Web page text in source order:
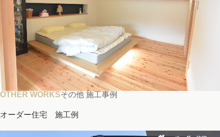
OTHER WORKSその他 施工事例
オーダー住宅 施工例